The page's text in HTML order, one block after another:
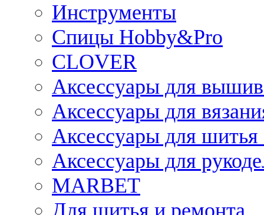
Инструменты
Спицы Hobby&Pro
CLOVER
Аксессуары для
Аксессуары для
Аксессуары для
Аксессуары для
MARBET
Для шитья и ремонта